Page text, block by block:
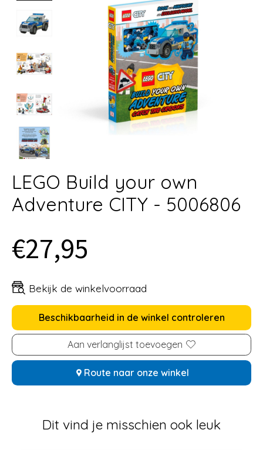
LEGO Build your own
Adventure CITY - 5006806
€27,95
Bekijk de winkelvoorraad
Beschikbaarheid in de winkel controleren
Aan verlanglijst toevoegen
Route naar onze winkel
Dit vind je misschien ook leuk